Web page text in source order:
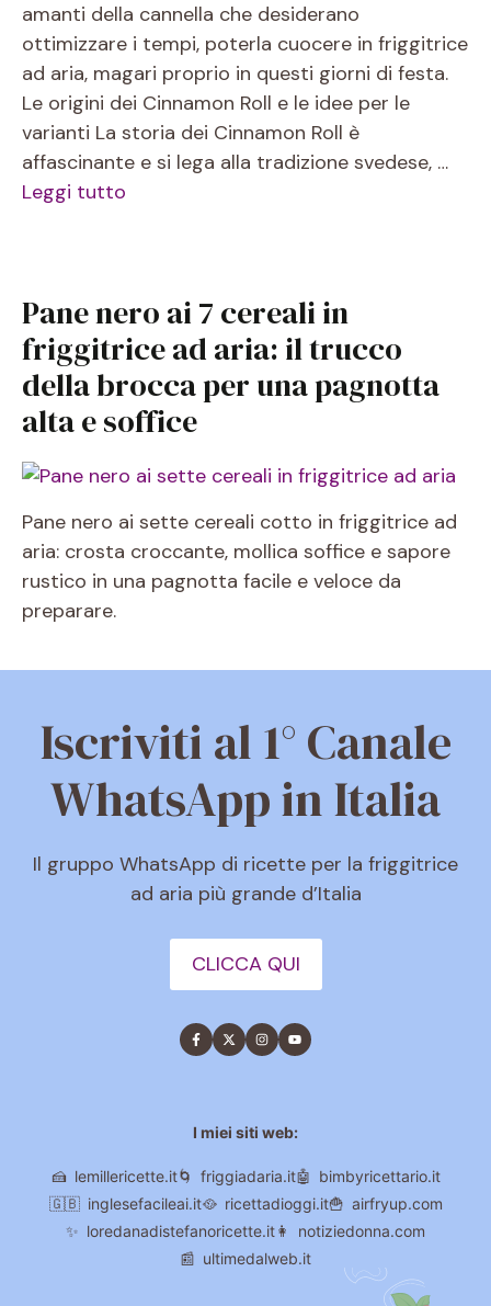
amanti della cannella che desiderano
ottimizzare i tempi, poterla cuocere in friggitrice
ad aria, magari proprio in questi giorni di festa.
Le origini dei Cinnamon Roll e le idee per le
varianti La storia dei Cinnamon Roll è
affascinante e si lega alla tradizione svedese, …
Leggi tutto
Pane nero ai 7 cereali in
friggitrice ad aria: il trucco
della brocca per una pagnotta
alta e soffice
Pane nero ai sette cereali cotto in friggitrice ad
aria: crosta croccante, mollica soffice e sapore
rustico in una pagnotta facile e veloce da
preparare.
Iscriviti al 1° Canale
WhatsApp in Italia
Il gruppo WhatsApp di ricette per la friggitrice
ad aria più grande d’Italia
CLICCA QUI
I miei siti web:
🍰 lemillericette.it🌀 friggiadaria.it🤖 bimbyricettario.it
🇬🇧 inglesefacileai.it🥘 ricettadioggi.it🍟 airfryup.com
✨ loredanadistefanoricette.it👩
notiziedonna.com
📰 ultimedalweb.it